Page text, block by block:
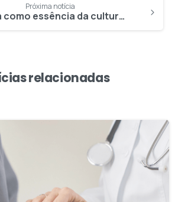
Próxima notícia
A ética como essência da cultura do PASA
relacionadas
1